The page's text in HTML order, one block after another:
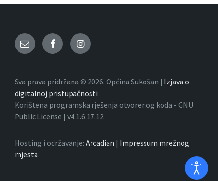
Email FacebookInstagram
Sva prava pridržana © 2026. Općina Sukošan | Izjava o
digitalnoj pristupačnosti
Korištena programska rješenja otvorenog koda - GNU
Public License | v4.1.6.17.12
Hosting i održavanje: Arcadian | Impressum mrežnog
mjesta